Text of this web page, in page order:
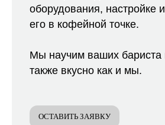
оборудования, настройке
его в кофейной точке.
Мы научим ваших бариста
также вкусно как и мы.
ОСТАВИТЬ ЗАЯВКУ